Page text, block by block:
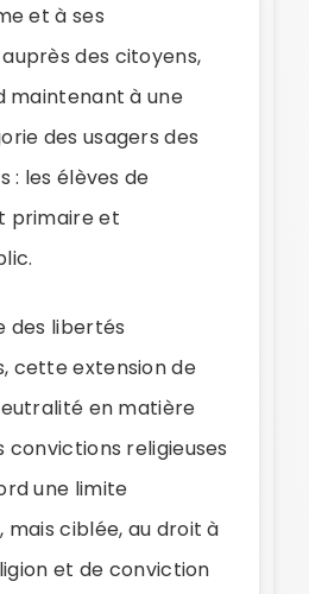
et à ses
des citoyens,
maintenant à une
des usagers des
: les élèves de
primaire et
des libertés
cette extension de
en matière
convictions religieuses
une limite
ciblée, au droit à
et de conviction